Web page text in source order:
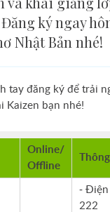
ký ngay
Nhật Bản nhé!
tay đăng ký để trải
Kaizen bạn nhé!
Online/
Offline
- Điện
222